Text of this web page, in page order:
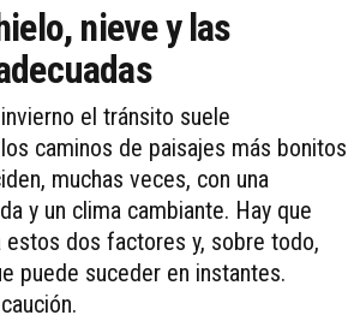
nieve y las
el tránsito suele
caminos de paisajes más bonitos
muchas veces, con una
y un clima cambiante. Hay que
estos dos factores y, sobre todo,
puede suceder en instantes.